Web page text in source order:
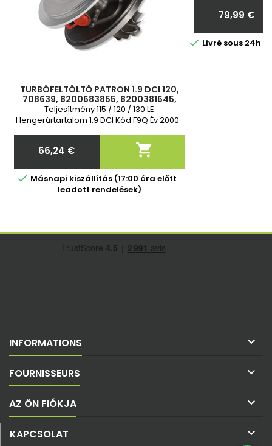
TURBÓFELTÖLTŐ PATRON 1.9 DCI 120,
708639, 8200683855, 8200381645,
8200369581, 8200332125,
8200256077, 7711369336, 7711368748
Teljesítmény 115 / 120 / 130 LE
Hengerűrtartalom 1.9 DCI Kód F9Q Év 2000-
Ár
66,24 € 
 Másnapi kiszállítás (17:00 óra előtt
leadott rendelések)
nekünk a
Ár
79,99 €
 Livré sous 24h
INFORMATIONS 
FOURNISSEURS 
AZ ÖN FIÓKJA 
KAPCSOLAT 